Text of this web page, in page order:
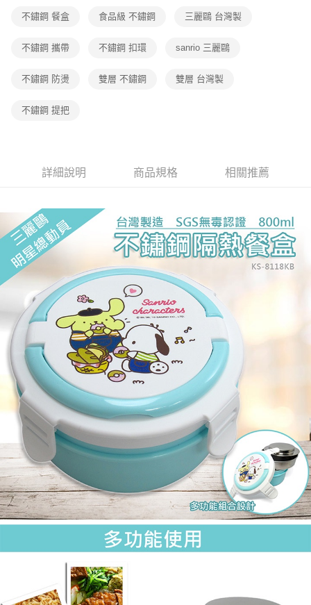
不鏽鋼 餐盒 食品級 不鏽鋼 三麗鷗 台灣製
不鏽鋼 攜帶 不鏽鋼 扣環 sanrio 三麗鷗
不鏽鋼 防燙 雙層 不鏽鋼 雙層 台灣製
不鏽鋼 提把
詳細說明 商品規格 相關推薦